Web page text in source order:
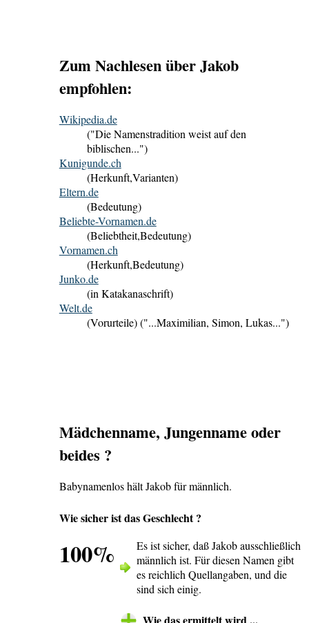
Zum Nachlesen über Jakob
empfohlen:
Wikipedia.de
("Die Namenstradition weist auf den
biblischen...")
Kunigunde.ch
(Herkunft,Varianten)
Eltern.de
(Bedeutung)
Beliebte-Vornamen.de
(Beliebtheit,Bedeutung)
Vornamen.ch
(Herkunft,Bedeutung)
Junko.de
(in Katakanaschrift)
Welt.de
(Vorurteile) ("...Maximilian, Simon, Lukas...")
Mädchenname, Jungenname oder
beides ?
Babynamenlos hält Jakob für männlich.
Wie sicher ist das Geschlecht ?
100%
Es ist sicher, daß Jakob ausschließlich
männlich ist. Für diesen Namen gibt
es reichlich Quellangaben, und die
sind sich einig.